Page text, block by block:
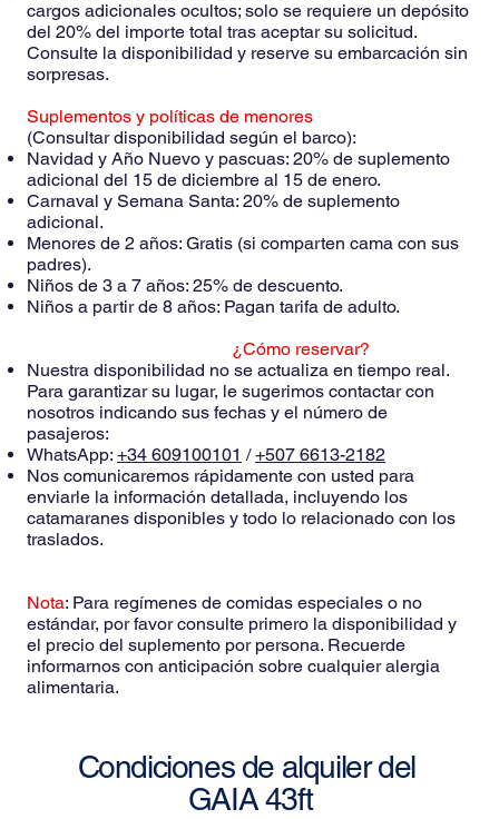
cargos adicionales ocultos; solo se requiere un depósito
del 20% del importe total tras aceptar su solicitud.
Consulte la disponibilidad y reserve su embarcación sin
sorpresas.
Suplementos y políticas de menores
(Consultar disponibilidad según el barco):
Navidad y Año Nuevo y pascuas: 20% de suplemento
adicional del 15 de diciembre al 15 de enero.
Carnaval y Semana Santa: 20% de suplemento
adicional.
Menores de 2 años: Gratis (si comparten cama con sus
padres).
Niños de 3 a 7 años: 25% de descuento.
Niños a partir de 8 años: Pagan tarifa de adulto.
¿Cómo reservar?
Nuestra disponibilidad no se actualiza en tiempo real.
Para garantizar su lugar, le sugerimos contactar con
nosotros indicando sus fechas y el número de
pasajeros:
WhatsApp: +34 609100101 /+507 6613-2182
Nos comunicaremos rápidamente con usted para
enviarle la información detallada, incluyendo los
catamaranes disponibles y todo lo relacionado con los
traslados.
Nota: Para regímenes de comidas especiales o no
estándar, por favor consulte primero la disponibilidad y
el precio del suplemento por persona. Recuerde
informarnos con anticipación sobre cualquier alergia
alimentaria.
Condiciones de alquiler del
GAIA 43ft